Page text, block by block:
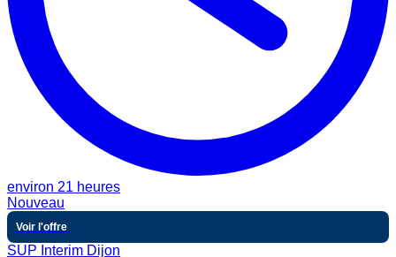
environ 21 heures
Nouveau
Voir l'offre
SUP Interim Dijon